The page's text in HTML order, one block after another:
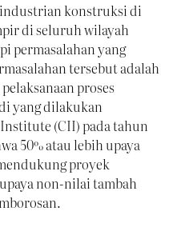
konstruksi di
di seluruh wilayah
permasalahan yang
tersebut adalah
proses
yang dilakukan
(CII) pada tahun
50% atau lebih upaya
proyek
non-nilai tambah